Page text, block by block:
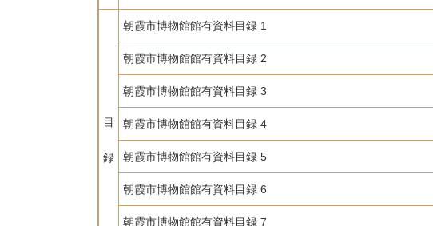
目
録
朝霞市博物館館有資料目録 1
朝霞市博物館館有資料目録 2
朝霞市博物館館有資料目録 3
朝霞市博物館館有資料目録 4
朝霞市博物館館有資料目録 5
朝霞市博物館館有資料目録 6
朝霞市博物館館有資料目録 7